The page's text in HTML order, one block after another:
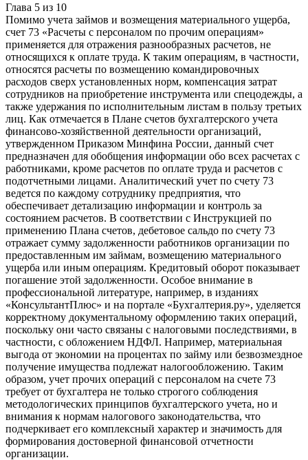
Глава 5 из 10
Помимо учета займов и возмещения материального ущерба,
счет 73 «Расчеты с персоналом по прочим операциям»
применяется для отражения разнообразных расчетов, не
относящихся к оплате труда. К таким операциям, в частности,
относятся расчеты по возмещению командировочных
расходов сверх установленных норм, компенсация затрат
сотрудников на приобретение инструмента или спецодежды, а
также удержания по исполнительным листам в пользу третьих
лиц. Как отмечается в Плане счетов бухгалтерского учета
финансово-хозяйственной деятельности организаций,
утвержденном Приказом Минфина России, данный счет
предназначен для обобщения информации обо всех расчетах с
работниками, кроме расчетов по оплате труда и расчетов с
подотчетными лицами. Аналитический учет по счету 73
ведется по каждому сотруднику предприятия, что
обеспечивает детализацию информации и контроль за
состоянием расчетов. В соответствии с Инструкцией по
применению Плана счетов, дебетовое сальдо по счету 73
отражает сумму задолженности работников организации по
предоставленным им займам, возмещению материального
ущерба или иным операциям. Кредитовый оборот показывает
погашение этой задолженности. Особое внимание в
профессиональной литературе, например, в изданиях
«КонсультантПлюс» и на портале «Бухгалтерия.ру», уделяется
корректному документальному оформлению таких операций,
поскольку они часто связаны с налоговыми последствиями, в
частности, с обложением НДФЛ. Например, материальная
выгода от экономии на процентах по займу или безвозмездное
получение имущества подлежат налогообложению. Таким
образом, учет прочих операций с персоналом на счете 73
требует от бухгалтера не только строгого соблюдения
методологических принципов бухгалтерского учета, но и
внимания к нормам налогового законодательства, что
подчеркивает его комплексный характер и значимость для
формирования достоверной финансовой отчетности
организации.